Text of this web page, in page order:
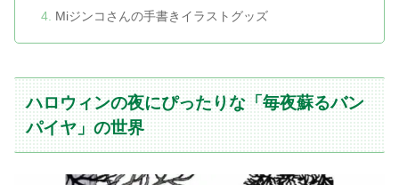
Miジンコさんの手書きイラストグッズ
ハロウィンの夜にぴったりな「毎夜蘇るバン
パイヤ」の世界